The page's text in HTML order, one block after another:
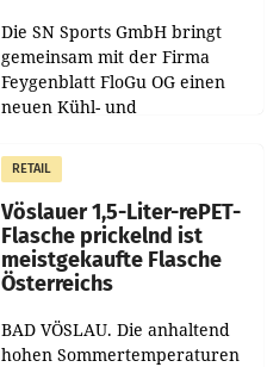
Die SN Sports GmbH bringt
gemeinsam mit der Firma
Feygenblatt FloGu OG einen
neuen Kühl- und
Markt. Das Produkt namens
„Keep Cool“ ist zu 100 Prozent
RETAIL
Vöslauer 1,5-Liter-rePET-
Flasche prickelnd ist
meistgekaufte Flasche
Österreichs
BAD VÖSLAU. Die anhaltend
hohen Sommertemperaturen